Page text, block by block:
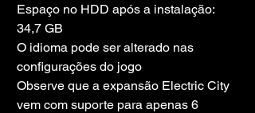
Espaço no HDD após a instalação:
34,7 GB
O idioma pode ser alterado nas
configurações do jogo
Observe que a expansão Electric City
vem com suporte para apenas 6